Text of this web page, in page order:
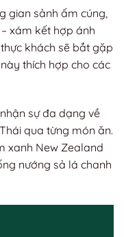
gian sảnh ấm cúng,
xám kết hợp ánh
khách sẽ bắt gặp
thích hợp cho các
sự đa dạng về
qua từng món ăn.
xanh New Zealand
nướng sả lá chanh